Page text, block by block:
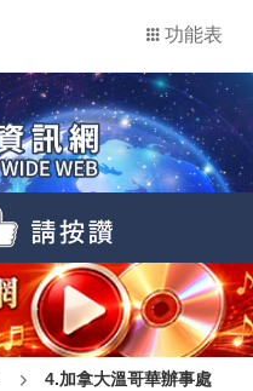
功能表
4.加拿大溫哥華辦事處